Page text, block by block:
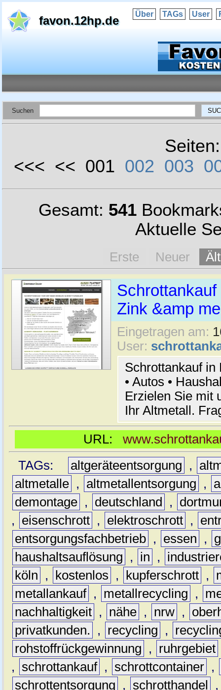
favon.12hp.de Über TAGs User
Suchen
<<< << 001 002 003
Gesamt: 541
Aktuelle
Erste Neuer
Schrottankauf
Zink &amp
Eingetragen am:
User:
Schrottankauf in
• Autos •
Erzielen Sie mit
Ihr Altmetall.
URL:
TAGs:
altgeräteentsorgung ,
altmetalle , altmetallentsorgung ,
demontage , deutschland ,
,
eisenschrott , elektroschrott ,
entsorgungsfachbetrieb , essen ,
haushaltsauflösung
, in ,
köln
, kostenlos , kupferschrott ,
metallankauf , metallrecycling ,
nachhaltigkeit , nähe , nrw ,
privatkunden.
, recycling ,
rohstoffrückgewinnung
, ruhrgebiet
,
schrottankauf , schrottcontainer ,
schrottentsorgung
, schrotthandel